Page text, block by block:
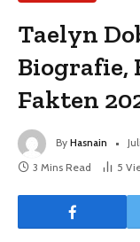
Taelyn
Biografie,
Fakten
By Hasnain
3 Mins Read
5